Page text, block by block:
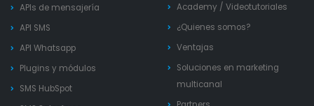
APIs de mensajería
API SMS
API Whatsapp
Plugins y módulos
SMS HubSpot
Academy / Videotutoriales
¿Quienes somos?
Ventajas
Soluciones en marketing
multicanal